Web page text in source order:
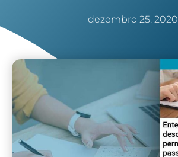
dezembro 25, 2020